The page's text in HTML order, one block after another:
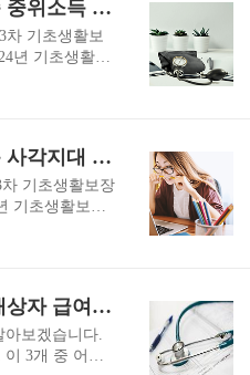
계급여 2. 주
긴급복지란
발생으로 생
적으로 생계,
. 긴급복지 생
대상은 위기상
는 부소득자의
2024년 기초생활보장 기준 중위소득 급여별 선정기준
차 기초생활보
년 기초생활보
생계급여, 의
초생활보장이
보장법」 제1
조에 의거, 국
한 일정 기준
기초생활을
의 최저생활을
..
2024년 기초생활보장 빈곤 사각지대 해소 10개
기초생활보장
기초생활보장
현행 기준을 대
단계적으로 3
준을 기준 중위
로 상향합니
기초생활보장, 의료급여 대상자 급여기준
아보겠습니다.
3개 중 어느